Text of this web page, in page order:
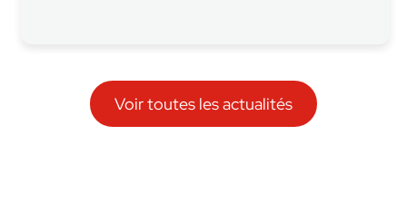
Voir toutes les actualités